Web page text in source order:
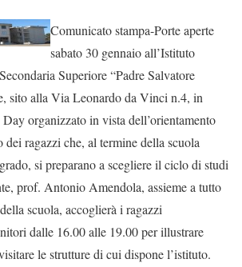
Comunicato stampa-Porte aperte
sabato 30 gennaio all’Istituto
Superiore “Padre Salvatore
sito alla Via Leonardo da Vinci n.4, in
organizzato in vista dell’orientamento
dei ragazzi che, al termine della scuola
si preparano a scegliere il ciclo di studi
prof. Antonio Amendola, assieme a tutto
scuola, accoglierà i ragazzi
dalle 16.00 alle 19.00 per illustrare
le strutture di cui dispone l’istituto.